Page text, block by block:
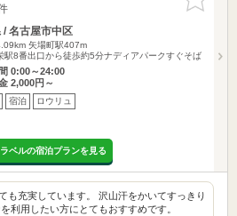
りに追加
/ 名古屋市中区
矢場町駅407m
駅8番出口から徒歩約5分ナディアパークすぐそば
0:00～24:00
2,000円～
宿泊 ロウリュ
ベルの宿泊プランを見る
も充実しています。 沢山汗をかいてすっきり
利用したい方にとてもおすすめです。